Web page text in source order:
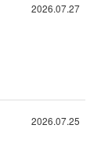
2026.07.27
2026.07.25